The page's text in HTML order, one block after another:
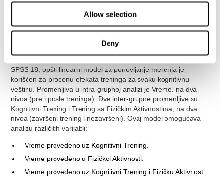
Allow selection
Deny
merene su različite kognitivne veštine, kao što su fokusiranje
planiranje, radna memorija i vizuelno motorna koordinacija. Za
potpunu procenu su korišćene sesije od po 15 minuta.
Analiza
SPSS 18, opšti linearni model za ponovljanje merenja je
korišćen za procenu efekata treninga za svaku kognitivnu
veštinu. Promenljiva u intra-grupnoj analizi je Vreme, na dva
nivoa (pre i posle treninga). Dve inter-grupne promenljive su
Kognitivni Trening i Trening sa Fizičkim Aktivnostima, na dva
nivoa (završeni trening i nezavršeni). Ovaj model omogućava
analizu različitih varijabli:
Vreme provedeno uz Kognitivni Trening.
Vreme provedeno u Fizičkoj Aktivnosti.
Vreme provedeno uz Kognitivni Trening i Fizičku Aktivnost.